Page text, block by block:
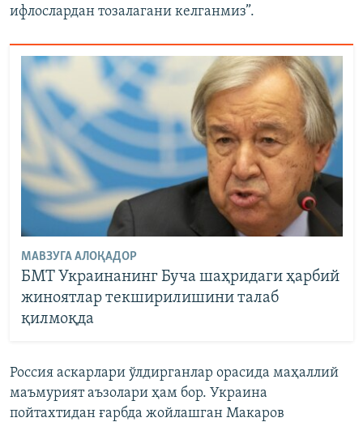
ифлослардан тозалагани келганмиз”.
МАВЗУГА АЛОҚАДОР
БМТ Украинанинг Буча шаҳридаги ҳарбий
жиноятлар текширилишини талаб
қилмоқда
Россия аскарлари ўлдирганлар орасида маҳаллий
маъмурият аъзолари ҳам бор. Украина
пойтахтидан ғарбда жойлашган Макаров